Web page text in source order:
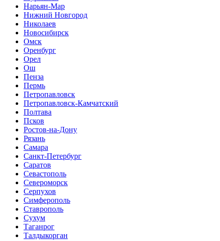
Нарьян-Мар
Нижний Новгород
Николаев
Новосибирск
Омск
Оренбург
Орел
Ош
Пенза
Пермь
Петропавловск
Петропавловск-Камчатский
Полтава
Псков
Ростов-на-Дону
Рязань
Самара
Санкт-Петербург
Саратов
Севастополь
Североморск
Серпухов
Симферополь
Ставрополь
Сухум
Таганрог
Tалдыкорган